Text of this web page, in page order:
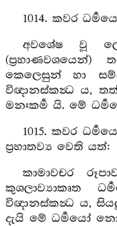
1014. කවර
අවශේෂ වූ
කෙලෙසුන් හා
විඥානස්කන්‍ධ ය,
මනඃකර්‍ම යි. මේ
1015. කවර
ප්‍රහාතව්‍ය වෙති යත්:
කාමාවචර
කුශලාව්‍යාකෘත
විඥානස්කන්‍ධ ය,
දැයි මේ ධර්‍මයෝ